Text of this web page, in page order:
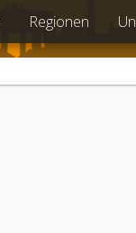
Regionen